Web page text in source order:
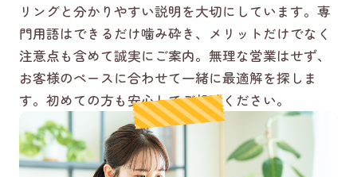
リングと分かりやすい説明を大切にしています。専
門用語はできるだけ噛み砕き、メリットだけでなく
注意点も含めて誠実にご案内。無理な営業はせず、
お客様のペースに合わせて一緒に最適解を探しま
す。初めての方も安心してご相談ください。